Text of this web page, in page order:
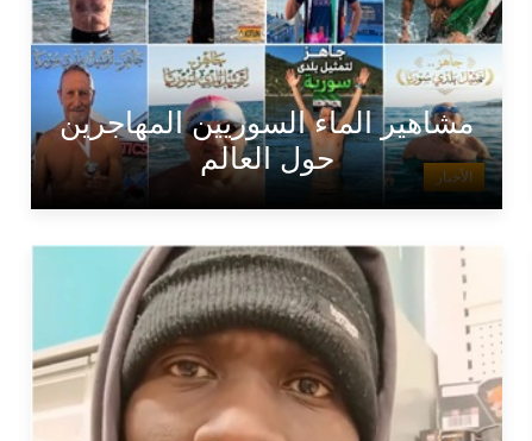
الأخبار
مشاهير الماء السوريين المهاجرين
حول العالم